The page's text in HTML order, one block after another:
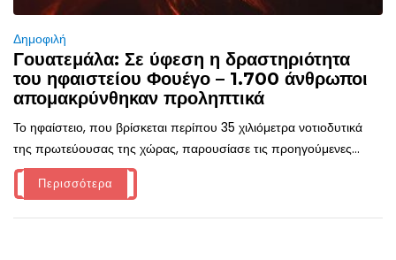
Δημοφιλή
Γουατεμάλα: Σε ύφεση η δραστηριότητα
του ηφαιστείου Φουέγο – 1.700 άνθρωποι
απομακρύνθηκαν προληπτικά
Το ηφαίστειο, που βρίσκεται περίπου 35 χιλιόμετρα νοτιοδυτικά
της πρωτεύουσας της χώρας, παρουσίασε τις προηγούμενες...
Περισσότερα